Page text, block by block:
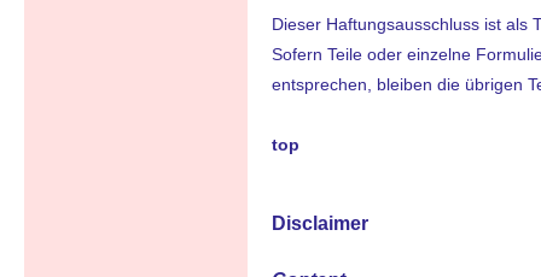
Dieser Haftungsausschluss ist als
Sofern Teile oder einzelne
entsprechen, bleiben die übrigen
top
Disclaimer